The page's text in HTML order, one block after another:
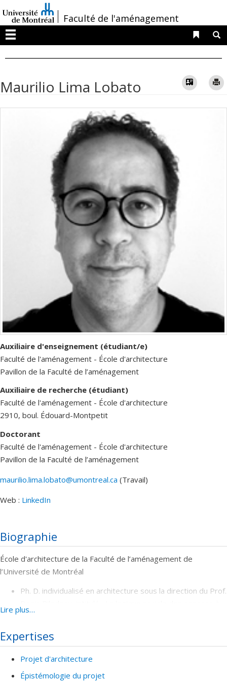
au
contenu
/Faculté de l'aménagement
Menu
Liens
Maurilio Lima Lobato Vcard
Auxiliaire d'enseignement (étudiant/e)
Faculté de l'aménagement - École d'architecture
Pavillon de la Faculté de l’aménagement
Auxiliaire de recherche (étudiant)
Faculté de l'aménagement - École d'architecture
2910, boul. Édouard-Montpetit
Doctorant
Faculté de l'aménagement - École d'architecture
Pavillon de la Faculté de l’aménagement
maurilio.lima.lobato@umontreal.ca (Travail)
Web : LinkedIn
Biographie
École d'architecture de la Faculté de l’aménagement de
l’Université de Montréal
Ph. D. individualisé en architecture sous la direction du Prof.
usage collectif dans l'architecture
architectes dans le processus de conception », Montréal,
Québec, Canada. Depuis septembre 2022.
Auxiliaire d'enseignement
Lire plus…
Expertises
Projet d'architecture
Épistémologie du projet